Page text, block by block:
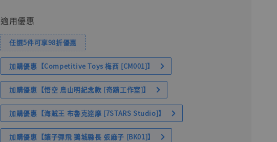
適用優惠
任選5件可享98折優惠
加購優惠【Competitive Toys 梅西 [CM001]】
加購優惠【悟空 鳥山明紀念款 [奇蹟工作室]】
加購優惠【海賊王 布魯克達摩 [7STARS Studio]】
加購優惠【讓子彈飛 鵝城縣長 張麻子 [BK01]】